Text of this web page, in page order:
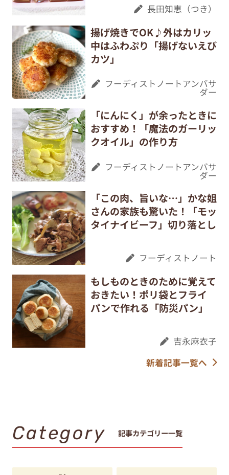
長田知恵（つき）
揚げ焼きでOK♪外はカリッ
中はふわぷり「揚げないえび
カツ」
フーディストノートアンバサ
ダー
「にんにく」が余ったときに
おすすめ！「魔法のガーリッ
クオイル」の作り方
フーディストノートアンバサ
ダー
「この肉、旨いな…」かな姐
さんの家族も驚いた！「モッ
タイナイビーフ」切り落とし
フーディストノート
もしものときのために覚えて
おきたい！ポリ袋とフライ
パンで作れる「防災パン」
吉永麻衣子
新着記事一覧へ
Category 記事カテゴリー一覧